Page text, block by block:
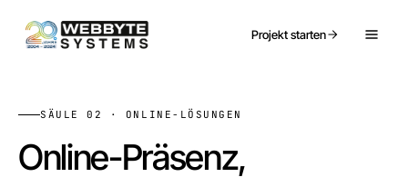
Projekt starten
SÄULE 02 · ONLINE-LÖSUNGEN
Online-Präsenz,